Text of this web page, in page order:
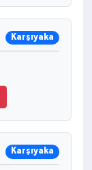
Karşıyaka
Karşıyaka